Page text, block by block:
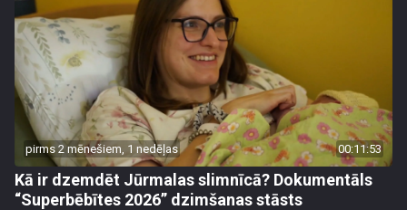
pirms 2 mēnešiem, 1 nedēļas 00:11:53
Kā ir dzemdēt Jūrmalas slimnīcā? Dokumentāls
“Superbēbītes 2026” dzimšanas stāsts